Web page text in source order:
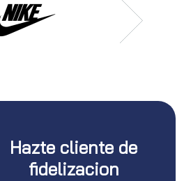
Hazte cliente de
fidelizacion